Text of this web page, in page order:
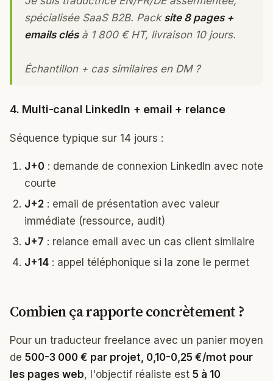
spécialisée SaaS B2B. Pack site 8 pages +
emails clésà 1 800 € HT, livraison 10 jours.
Échantillon + cas similaires en DM ?
4. Multi-canal LinkedIn + email + relance
Séquence typique sur 14 jours :
J+0 : demande de connexion LinkedIn avec note
courte
J+2 : email de présentation avec valeur
immédiate (ressource, audit)
J+7 : relance email avec un cas client similaire
J+14 : appel téléphonique si la zone le permet
Combien ça rapporte concrètement ?
Pour un traducteur freelance avec un panier moyen
de 500-3 000 € par projet, 0,10-0,25 €/mot pour
les pages web, l'objectif réaliste est 5 à 10